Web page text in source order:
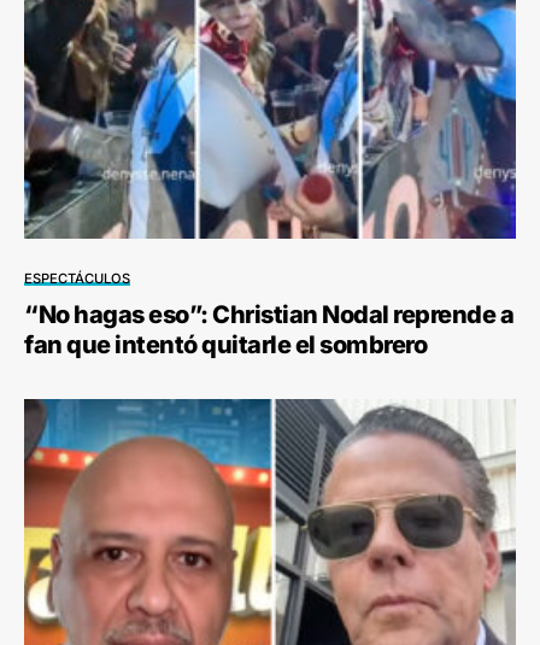
ESPECTÁCULOS
“No hagas eso”: Christian Nodal reprende a
fan que intentó quitarle el sombrero